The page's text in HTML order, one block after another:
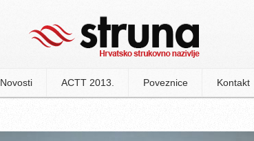
Novosti ACTT 2013. Poveznice Kontakt